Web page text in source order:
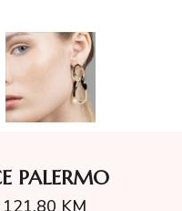
PALERMO
121.80 KM